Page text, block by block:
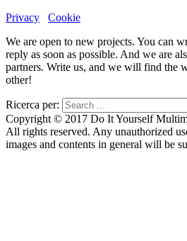
Privacy
Cookie
We are open to new projects. You can
reply as soon as possible. And we are
partners. Write us, and we will find the
other!
Ricerca per:
Copyright © 2017 Do It Yourself
All rights reserved. Any unauthorized
images and contents in general will be